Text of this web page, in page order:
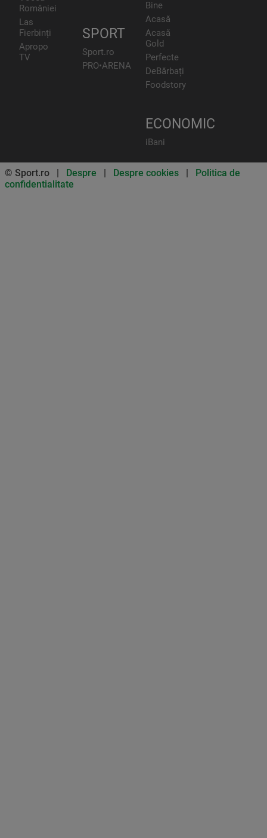
României
Las
Fierbinți
Apropo
TV
SPORT
Sport.ro
PRO•ARENA
Bine
Acasă
Acasă
Gold
Perfecte
DeBărbați
Foodstory
ECONOMIC
iBani
© Sport.ro | Despre | Despre cookies | Politica de
confidentialitate